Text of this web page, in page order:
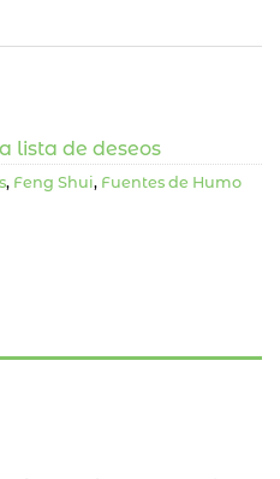
lista de deseos
, Feng Shui, Fuentes de Humo